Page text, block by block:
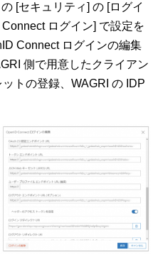
[セキュリティ] の [ログイ
ログイン] で設定を
Connect ログインの編集
側で用意したクライアン
トの登録、WAGRI の IDP